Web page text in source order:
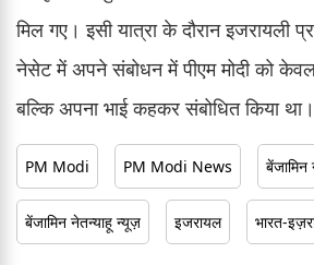
मिल गए। इसी यात्रा के दौरान इजरायली
नेसेट में अपने संबोधन में पीएम मोदी को केवल
बल्कि अपना भाई कहकर संबोधित किया था।
PM Modi PM Modi News बेंजामिन
बेंजामिन नेतन्याहू न्यूज़ इजरायल भारत-